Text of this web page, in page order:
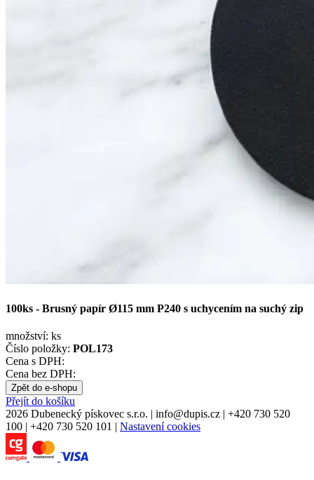
100ks - Brusný papír Ø115 mm P240 s uchycením na suchý zip
množství: ks
Číslo položky: POL173
Cena s DPH:
Cena bez DPH:
Zpět do e-shopu
Přejít do košíku
2026 Dubenecký pískovec s.r.o. | info@dupis.cz | +420 730 520
100 | +420 730 520 101 | Nastavení cookies